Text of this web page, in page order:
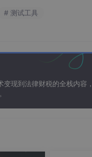
置Jira Automation规则
日志，生成结构化内容
# 测试工具
变现到法律财税的全栈内容